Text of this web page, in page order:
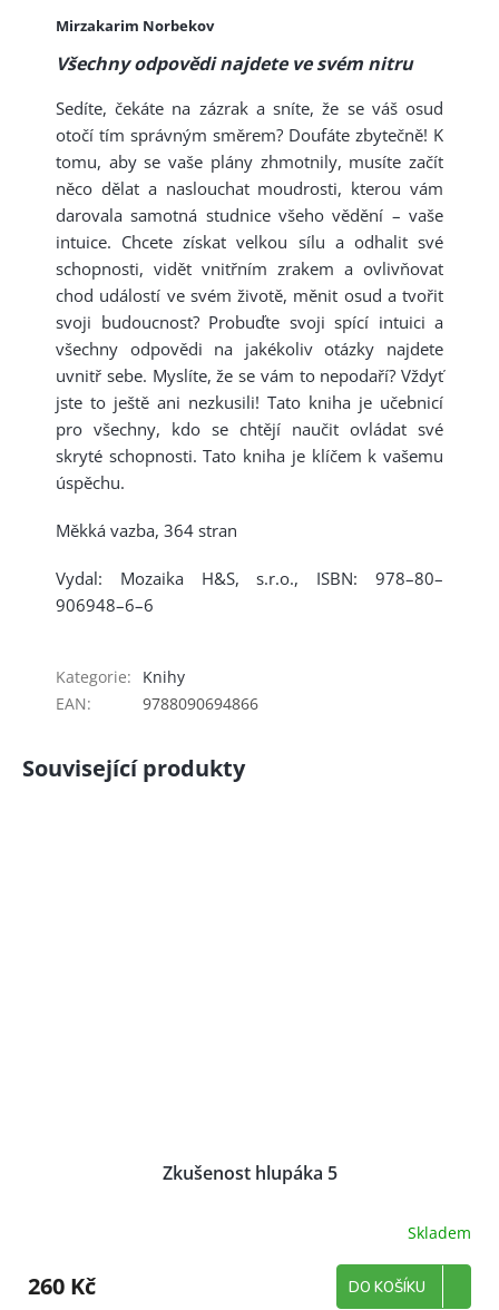
Mirzakarim Norbekov
Všechny odpovědi najdete ve svém nitru
Sedíte, čekáte na zázrak a sníte, že se váš osud
otočí tím správným směrem? Doufáte zbytečně! K
tomu, aby se vaše plány zhmotnily, musíte začít
něco dělat a naslouchat moudrosti, kterou vám
darovala samotná studnice všeho vědění – vaše
intuice. Chcete získat velkou sílu a odhalit své
schopnosti, vidět vnitřním zrakem a ovlivňovat
chod událostí ve svém životě, měnit osud a tvořit
svoji budoucnost? Probuďte svoji spící intuici a
všechny odpovědi na jakékoliv otázky najdete
uvnitř sebe. Myslíte, že se vám to nepodaří? Vždyť
jste to ještě ani nezkusili! Tato kniha je učebnicí
pro všechny, kdo se chtějí naučit ovládat své
skryté schopnosti. Tato kniha je klíčem k vašemu
úspěchu.
Měkká vazba, 364 stran
Vydal: Mozaika H&S, s.r.o., ISBN: 978–80–
906948–6–6
Kategorie:
Knihy
EAN: 9788090694866
Související produkty
Zkušenost hlupáka 5
Skladem
260 Kč DO KOŠÍKU